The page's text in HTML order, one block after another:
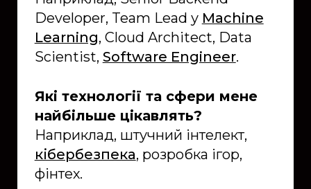
Developer, Team Lead у Machine
Learning, Cloud Architect, Data
Scientist, Software Engineer.
Які технології та сфери мене
найбільше цікавлять?
Наприклад, штучний інтелект,
кібербезпека, розробка ігор,
фінтех.